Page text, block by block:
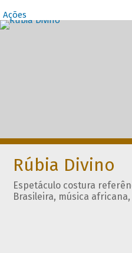
Ações
Rúbia Divino
Espetáculo costura
Brasileira, música